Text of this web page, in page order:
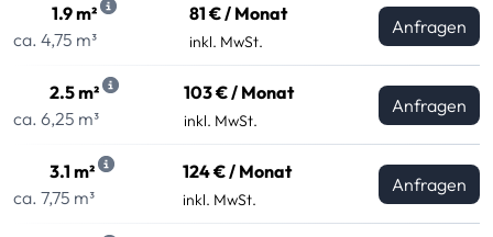
1.9 m²
ca. 4,75 m³
81 € / Monat
inkl. MwSt.
Anfragen
2.5 m²
ca. 6,25 m³
103 € / Monat
inkl. MwSt.
Anfragen
3.1 m²
ca. 7,75 m³
124 € / Monat
inkl. MwSt.
Anfragen